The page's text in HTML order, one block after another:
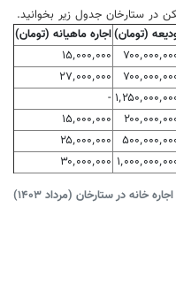
در ستارخان جدول زیر بخوانید.
خانه در ستارخان (مرداد ۱۴۰۳)
(تومان)اجاره ماهیانه (تومان)
۱۵٬۰۰۰٬۰۰۰
۲۷٬۰۰۰٬۰۰۰
-
۱۵٬۰۰۰٬۰۰۰
۲۵٬۰۰۰٬۰۰۰
۳۰٬۰۰۰٬۰۰۰